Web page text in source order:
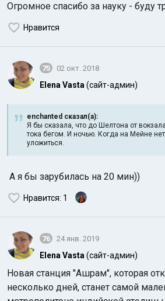
Огромное спасибо за науку - буду
Нравится
75 02 окт. 2018
Elena Vasta (сайт-админ)
enchanted сказал(а):
Я бы сказала, что до Шелтона от
тока бегом. И ночью. Когда на Мейне
уложиться.
А я бы зарубилась на 20 мин))
Нравится: 1
76 24 янв. 2019
Elena Vasta (сайт-админ)
Новая станция "Ашрам", которая
несколько дней, станет самой